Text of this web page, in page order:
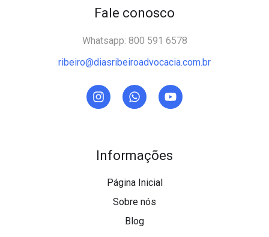
Informações
Página Inicial
Sobre nós
Blog
Fale conosco
Whatsapp: 800 591 6578
ribeiro@diasribeiroadvocacia.com.br